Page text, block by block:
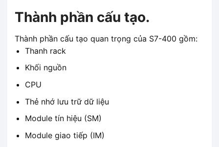
Thành phần cấu tạo.
Thành phần cấu tạo quan trọng của S7-400 gồm:
Thanh rack
Khối nguồn
CPU
Thẻ nhớ lưu trữ dữ liệu
Module tín hiệu (SM)
Module giao tiếp (IM)